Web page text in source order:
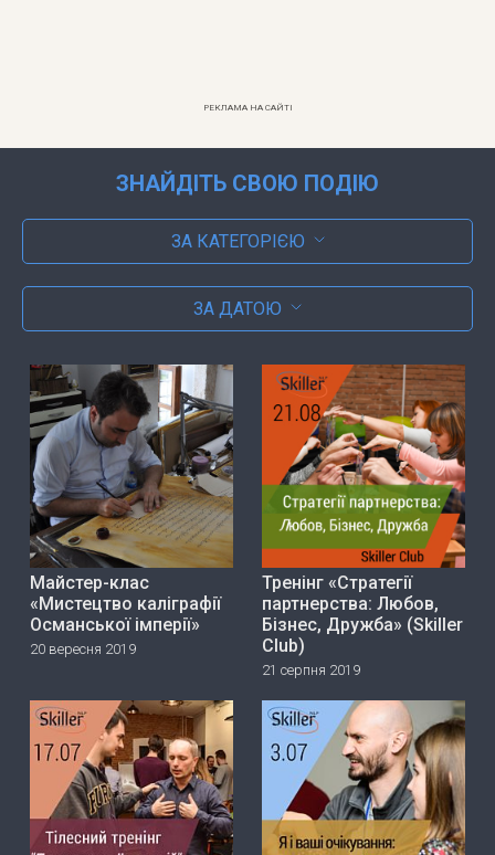
РЕКЛАМА НА САЙТІ
ЗНАЙДІТЬ СВОЮ ПОДІЮ
ЗА КАТЕГОРІЄЮ
ЗА ДАТОЮ
Майстер-клас
«Мистецтво каліграфії
Османської імперії»
20 вересня 2019
Тренінг «Стратегії
партнерства: Любов,
Бізнес, Дружба» (Skiller
Club)
21 серпня 2019